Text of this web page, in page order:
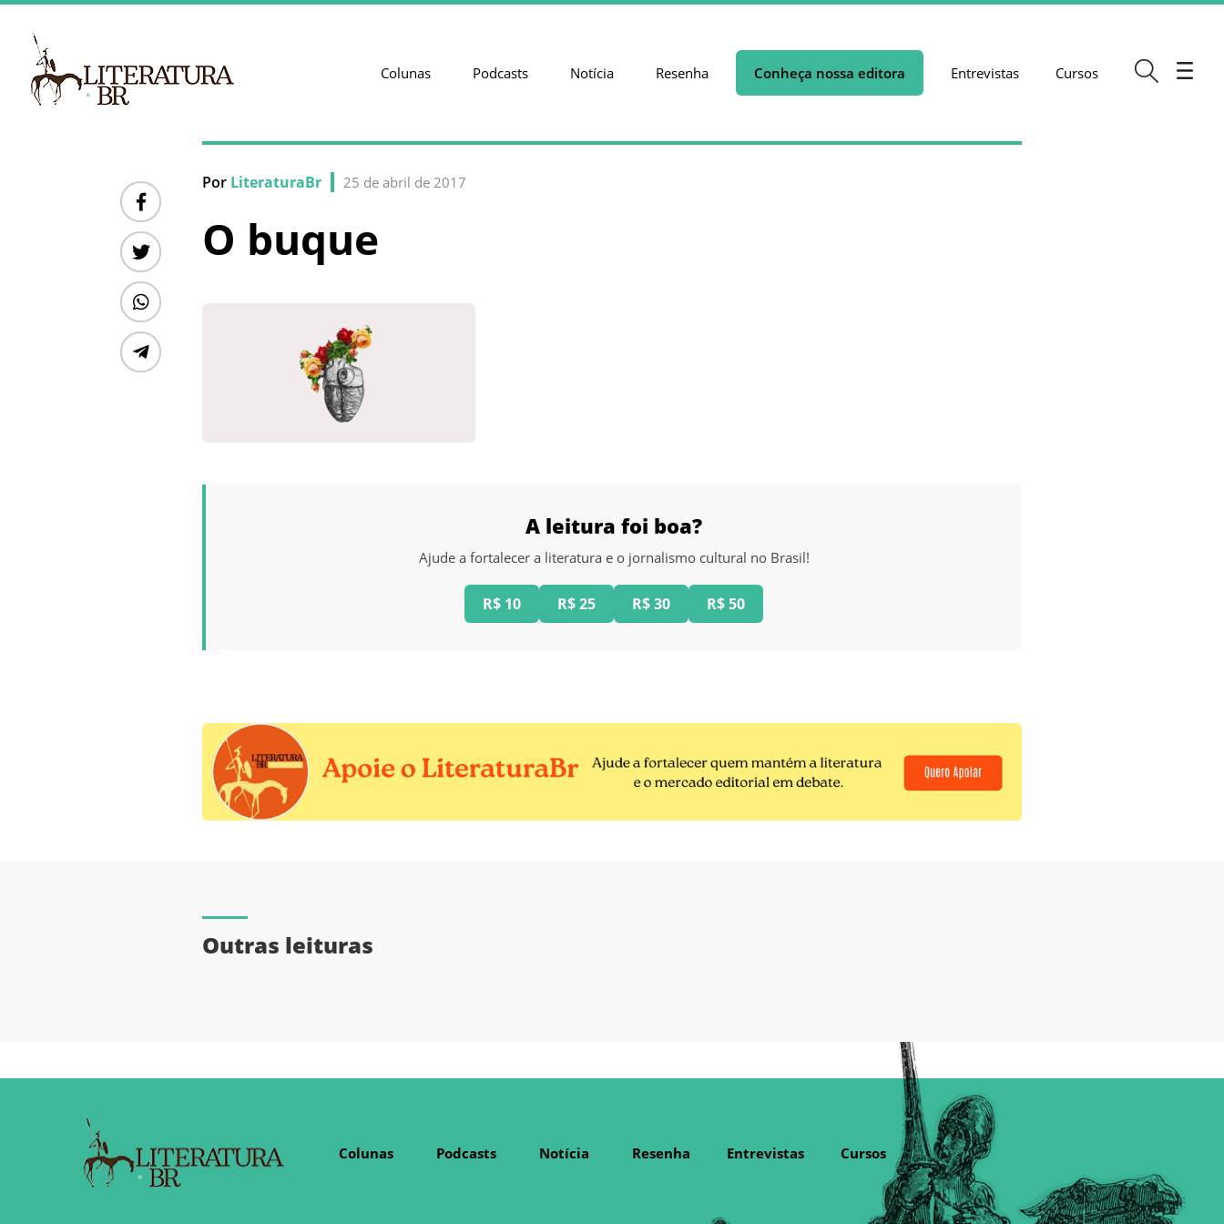
Colunas Podcasts Notícia Resenha Conheça nossa editora Entrevistas Cursos
Por LiteraturaBr 25 de abril de 2017
O buque
A leitura foi boa?
Ajude a fortalecer a literatura e o jornalismo cultural no Brasil!
R$ 10 R$ 25 R$ 30 R$ 50
Outras leituras
Colunas Podcasts Notícia Resenha Entrevistas Cursos